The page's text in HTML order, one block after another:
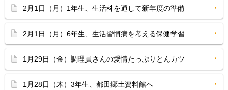
2月1日（月）1年生、生活科を通して新年度の準備
2月1日（月）6年生、生活習慣病を考える保健学習
1月29日（金）調理員さんの愛情たっぷりとんカツ
1月28日（木）3年生、都田郷土資料館へ